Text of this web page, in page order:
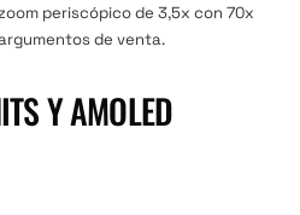
periscópico de 3,5x con 70x
de venta.
Y AMOLED